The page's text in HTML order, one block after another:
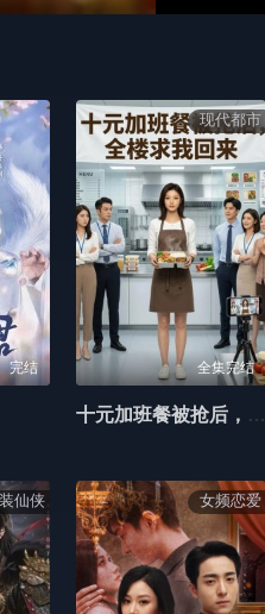
完结
现代都市
全集完结
十元加班餐被抢后，全楼求我回来
仙侠 女频恋爱